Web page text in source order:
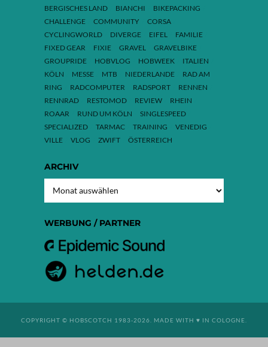
BERGISCHES LAND
BIANCHI
BIKEPACKING
CHALLENGE
COMMUNITY
CORSA
CYCLINGWORLD
DIVERGE EIFEL
FAMILIE
FIXED GEAR
FIXIE GRAVEL
GRAVELBIKE
GROUPRIDE
HOBVLOG HOBWEEK
ITALIEN
KÖLN
MESSE MTB NIEDERLANDE
RAD AM
RING
RADCOMPUTER RADSPORT
RENNEN
RENNRAD
RESTOMOD REVIEW
RHEIN
ROAAR
RUND UM KÖLN
SINGLESPEED
SPECIALIZED
TARMAC TRAINING
VENEDIG
VILLE
VLOG ZWIFT ÖSTERREICH
ARCHIV
WERBUNG / PARTNER
COPYRIGHT © HOBSCOTCH 1983-2026. MADE WITH ♥ IN COLOGNE.